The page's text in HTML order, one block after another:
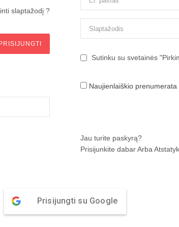
slaptažodį ?
PRISIJUNGTI
Sutinku su svetainės
Naujienlaiškio prenumerata
Jau turite paskyrą?
Prisijunkite dabarArba
Prisijungti su Google